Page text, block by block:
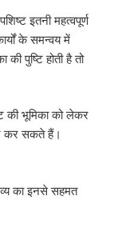
इतनी महत्वपूर्ण
के समन्वय में
पुष्टि होती है तो
की भूमिका को लेकर
कर सकते हैं।
का इनसे सहमत